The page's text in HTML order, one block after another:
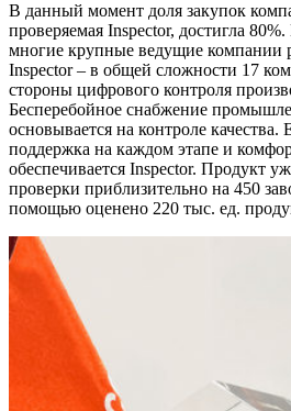
В данный момент доля закупок
проверяемая Inspector, достигла
многие крупные ведущие компании
Inspector – в общей сложности 17
стороны цифрового контроля
Бесперебойное снабжение
основывается на контроле качества.
поддержка на каждом этапе и
обеспечивается Inspector. Продукт
проверки приблизительно на 450
помощью оценено 220 тыс. ед.